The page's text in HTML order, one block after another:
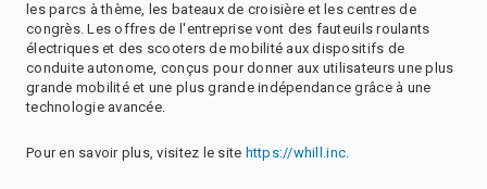
les parcs à thème, les bateaux de croisière et les centres de
congrès. Les offres de l'entreprise vont des fauteuils roulants
électriques et des scooters de mobilité aux dispositifs de
conduite autonome, conçus pour donner aux utilisateurs une plus
grande mobilité et une plus grande indépendance grâce à une
technologie avancée.
Pour en savoir plus, visitez le site https://whill.inc.